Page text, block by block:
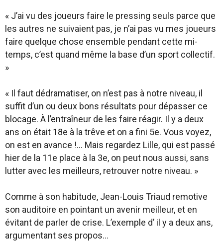
« J’ai vu des joueurs faire le pressing seuls parce que
les autres ne suivaient pas, je n’ai pas vu mes joueurs
faire quelque chose ensemble pendant cette mi-
temps, c’est quand même la base d’un sport collectif.
»
« Il faut dédramatiser, on n’est pas à notre niveau, il
suffit d’un ou deux bons résultats pour dépasser ce
blocage. À l’entraîneur de les faire réagir. Il y a deux
ans on était 18e à la trêve et on a fini 5e. Vous voyez,
on est en avance !… Mais regardez Lille, qui est passé
hier de la 11e place à la 3e, on peut nous aussi, sans
lutter avec les meilleurs, retrouver notre niveau. »
Comme à son habitude, Jean-Louis Triaud remotive
son auditoire en pointant un avenir meilleur, et en
évitant de parler de crise. L’exemple d’ il y a deux ans,
argumentant ses propos…